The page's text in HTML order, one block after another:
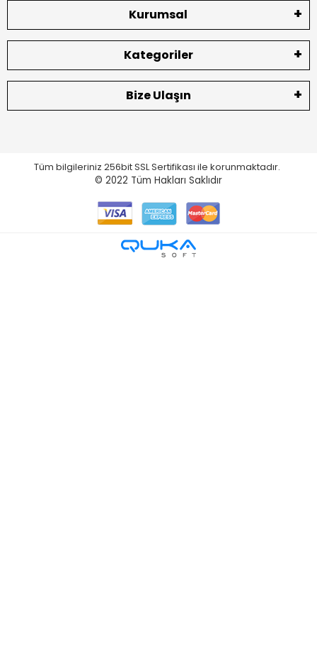
Kurumsal
Kategoriler
Bize Ulaşın
Tüm bilgileriniz 256bit SSL Sertifikası ile korunmaktadır.
© 2022 Tüm Hakları Saklıdır